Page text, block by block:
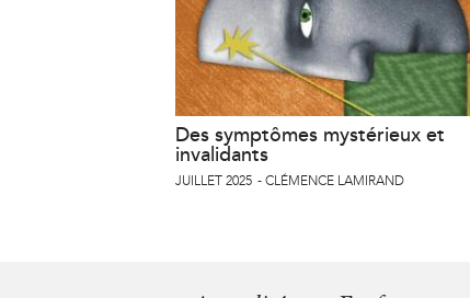
Des symptômes mystérieux et
invalidants
JUILLET 2025 CLÉMENCE LAMIRAND